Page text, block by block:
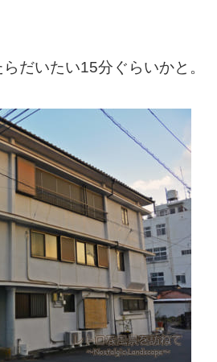
だいたい15分ぐらいかと。